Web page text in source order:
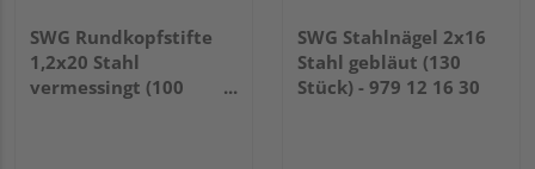
SWG Rundkopfstifte
1,2x20 Stahl
vermessingt (100
SWG Stahlnägel 2x16
Stahl gebläut (130
Stück) - 979 12 16 30